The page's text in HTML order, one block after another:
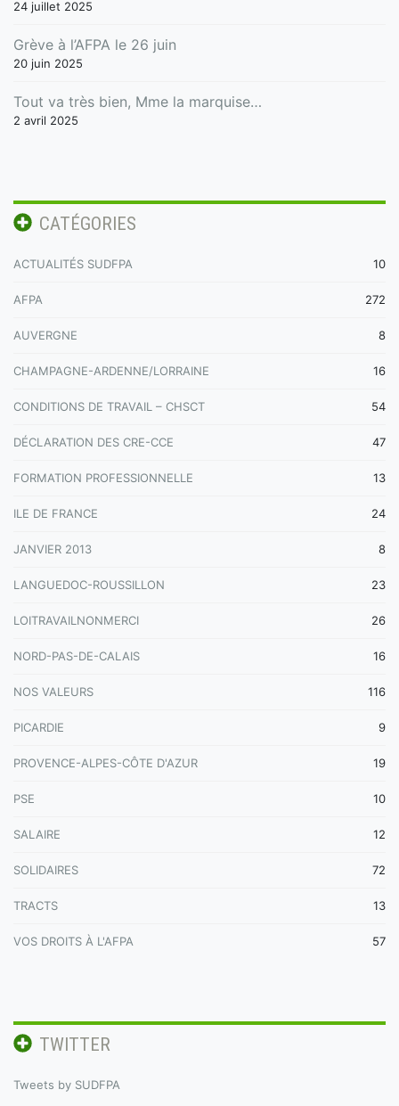
24 juillet 2025
Grève à l’AFPA le 26 juin
20 juin 2025
Tout va très bien, Mme la marquise…
2 avril 2025
CATÉGORIES
ACTUALITÉS SUDFPA 10
AFPA 272
AUVERGNE 8
CHAMPAGNE-ARDENNE/LORRAINE 16
CONDITIONS DE TRAVAIL – CHSCT 54
DÉCLARATION DES CRE-CCE 47
FORMATION PROFESSIONNELLE 13
ILE DE FRANCE 24
JANVIER 2013 8
LANGUEDOC-ROUSSILLON 23
LOITRAVAILNONMERCI 26
NORD-PAS-DE-CALAIS 16
NOS VALEURS 116
PICARDIE 9
PROVENCE-ALPES-CÔTE D'AZUR 19
PSE 10
SALAIRE 12
SOLIDAIRES 72
TRACTS 13
VOS DROITS À L'AFPA 57
TWITTER
Tweets by SUDFPA